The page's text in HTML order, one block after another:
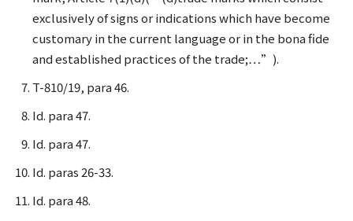
exclusively of signs or indications which have become
customary in the current language or in the bona fide
and established practices of the trade;…”).
T-810/19, para 46.
Id. para 47.
Id. para 47.
Id. paras 26-33.
Id. para 48.